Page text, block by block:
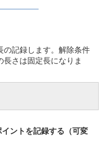
の記録します。解除条件
長さは固定長になりま
イントを記録する（可変